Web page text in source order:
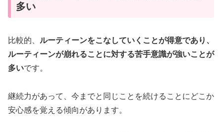
多い
比較的、 ルーティーンをこなしていくことが得意であり、
ルーティーンが崩れることに対する苦手意識が強いことが
多いです。
継続力があって、今までと同じことを続けることにどこか
安心感を覚える傾向があります。